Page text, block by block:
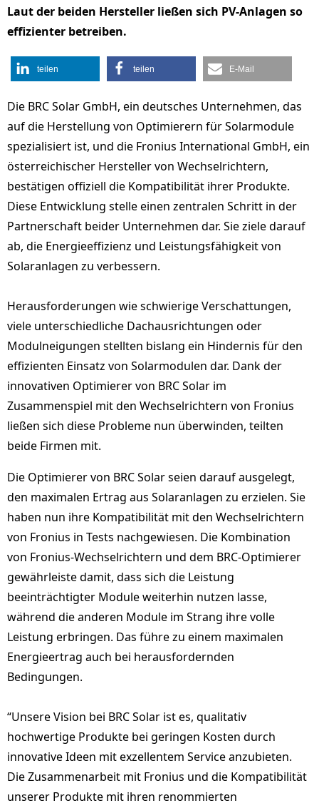
Laut der beiden Hersteller ließen sich PV-Anlagen so
effizienter betreiben.
teilen teilen E-Mail
Die BRC Solar GmbH, ein deutsches Unternehmen, das
auf die Herstellung von Optimierern für Solarmodule
spezialisiert ist, und die Fronius International GmbH, ein
österreichischer Hersteller von Wechselrichtern,
bestätigen offiziell die Kompatibilität ihrer Produkte.
Diese Entwicklung stelle einen zentralen Schritt in der
Partnerschaft beider Unternehmen dar. Sie ziele darauf
ab, die Energieeffizienz und Leistungsfähigkeit von
Solaranlagen zu verbessern.
Herausforderungen wie schwierige Verschattungen,
viele unterschiedliche Dachausrichtungen oder
Modulneigungen stellten bislang ein Hindernis für den
effizienten Einsatz von Solarmodulen dar. Dank der
innovativen Optimierer von BRC Solar im
Zusammenspiel mit den Wechselrichtern von Fronius
ließen sich diese Probleme nun überwinden, teilten
beide Firmen mit.
Die Optimierer von BRC Solar seien darauf ausgelegt,
den maximalen Ertrag aus Solaranlagen zu erzielen. Sie
haben nun ihre Kompatibilität mit den Wechselrichtern
von Fronius in Tests nachgewiesen. Die Kombination
von Fronius-Wechselrichtern und dem BRC-Optimierer
gewährleiste damit, dass sich die Leistung
beeinträchtigter Module weiterhin nutzen lasse,
während die anderen Module im Strang ihre volle
Leistung erbringen. Das führe zu einem maximalen
Energieertrag auch bei herausfordernden
Bedingungen.
“Unsere Vision bei BRC Solar ist es, qualitativ
hochwertige Produkte bei geringen Kosten durch
innovative Ideen mit exzellentem Service anzubieten.
Die Zusammenarbeit mit Fronius und die Kompatibilität
unserer Produkte mit ihren renommierten